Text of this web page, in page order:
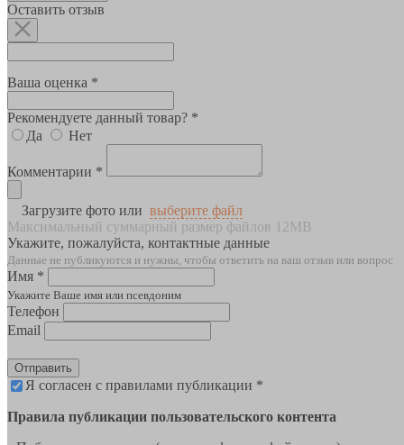
Оставить отзыв
Ваша оценка *
Рекомендуете данный товар? *
Да
Нет
Комментарии *
Загрузите фото или выберите файл
Максимальный суммарный размер файлов 12MB
Укажите, пожалуйста, контактные данные
Данные не публикуются и нужны, чтобы ответить на ваш отзыв или вопрос
Имя *
Укажите Ваше имя или псевдоним
Телефон
Email
Отправить
Я согласен с правилами публикации *
Правила публикации пользовательского контента